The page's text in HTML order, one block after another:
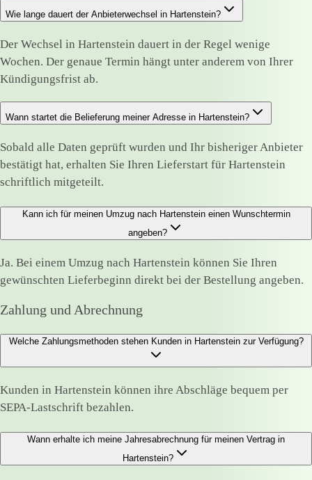
Wie lange dauert der Anbieterwechsel in Hartenstein?
Der Wechsel in Hartenstein dauert in der Regel wenige
Wochen. Der genaue Termin hängt unter anderem von Ihrer
Kündigungsfrist ab.
Wann startet die Belieferung meiner Adresse in Hartenstein?
Sobald alle Daten geprüft wurden und Ihr bisheriger Anbieter
bestätigt hat, erhalten Sie Ihren Lieferstart für Hartenstein
schriftlich mitgeteilt.
Kann ich für meinen Umzug nach Hartenstein einen Wunschtermin
angeben?
Ja. Bei einem Umzug nach Hartenstein können Sie Ihren
gewünschten Lieferbeginn direkt bei der Bestellung angeben.
Zahlung und Abrechnung
Welche Zahlungsmethoden stehen Kunden in Hartenstein zur Verfügung?
Kunden in Hartenstein können ihre Abschläge bequem per
SEPA-Lastschrift bezahlen.
Wann erhalte ich meine Jahresabrechnung für meinen Vertrag in
Hartenstein?